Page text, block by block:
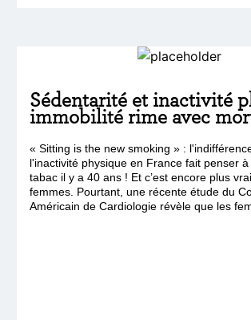
Sédentarité et inactivité
immobilité rime avec
« Sitting is the new smoking » :
l'inactivité physique en France fait penser
tabac il y a 40 ans ! Et c’est encore plus
femmes. Pourtant, une récente étude du
Américain de Cardiologie révèle que les